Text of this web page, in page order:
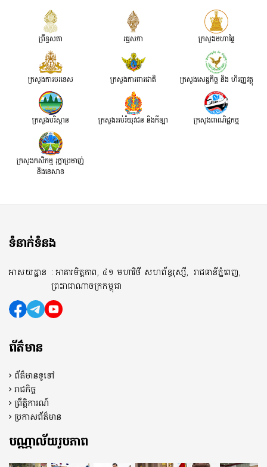
ព្រឹទ្ធសភា រដ្ឋសភា ក្រសួងមហាផ្ទៃ
ក្រសួងការបរទេស ក្រសួងការពារជាតិ ក្រសួង​សេដ្ឋកិច្ច និង ហិរញ្ញវត្ថុ
ក្រសួងបរិស្ថាន ក្រសួងអប់រំយុវជន និងកីឡា ក្រសួងពាណិជ្ជកម្ម
ក្រសួងកសិកម្ម រុក្ខាប្រមាញ់
និងនេសាទ
ទំនាក់ទំនង
អាសយដ្ឋាន : អាគារមិត្តភាព, ៤១ មហាវិថី សហព័ន្ធរុស្សី, រាជធានីភ្នំពេញ,
ព្រះរាជាណាចក្រកម្ពុជា
ព័ត៌មាន
ព័ត៌មានទូទៅ
រាជកិច្ច
ព្រឹត្តិការណ៍
ប្រកាសព័ត៌មាន
បណ្ណាល័យរូបភាព